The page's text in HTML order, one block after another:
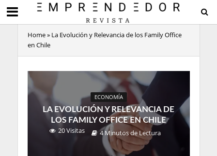
Home» La Evolución y Relevancia de los Family Office
en Chile
ECONOMÍA
LA EVOLUCIÓN Y RELEVANCIA DE
LOS FAMILY OFFICE EN CHILE
20 Visitas
4 Minutos de Lectura